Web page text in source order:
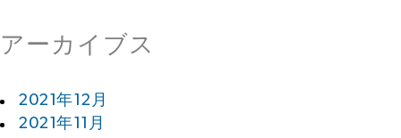
アーカイブス
2021年12月
2021年11月